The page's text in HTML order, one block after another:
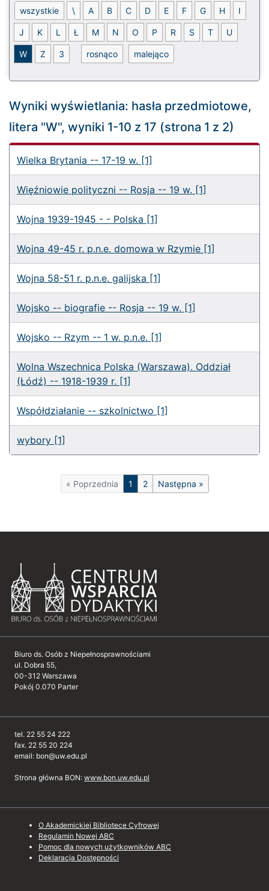
Indeks alfabetyczny - litera (W)
wszystkie \ A B C D E F G H I
J K L Ł M N O P R S T U
W Z 3
Sortowanie - malejąco
rosnąco malejąco
Wyniki wyświetlania: hasła przedmiotowe,
litera "W", wyniki 1-10 z 17 (strona 1 z 2)
Wielka Brytania -- 17-19 w. [1]
Więźniowie polityczni -- Rosja -- 19 w. [1]
Wojna 1939-1945 - - Polska [1]
Wojna 49-45 r. p.n.e. domowa w Rzymie [1]
Wojna 58-51 r. p.n.e. galijska [1]
Wojsko -- biografie -- Rosja -- 19 w. [1]
Wojsko -- Rzym -- 1 w. p.n.e. [1]
Wolna Wszechnica Polska (Warszawa). Oddział
(Łódź) -- 1918-1939 r. [1]
Współdziałanie -- szkolnictwo [1]
wybory [1]
Nawigacja na stronie
« Poprzednia 1 2 Następna »
Biuro ds. Osób z Niepełnosprawnościami
ul. Dobra 55,
00-312 Warszawa
Pokój 0.070 Parter
tel. 22 55 24 222
fax. 22 55 20 224
email: bon@uw.edu.pl
Strona główna BON: www.bon.uw.edu.pl
O Akademickiej Bibliotece Cyfrowej
Regulamin Nowej ABC
Pomoc dla nowych użytkowników ABC
Deklaracja Dostępności